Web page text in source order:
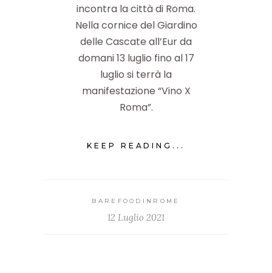
incontra la città di Roma.
Nella cornice del Giardino
delle Cascate all’Eur da
domani 13 luglio fino al 17
luglio si terrà la
manifestazione “Vino X
Roma”.
KEEP READING...
BAREFOODINROME
12 Luglio 2021